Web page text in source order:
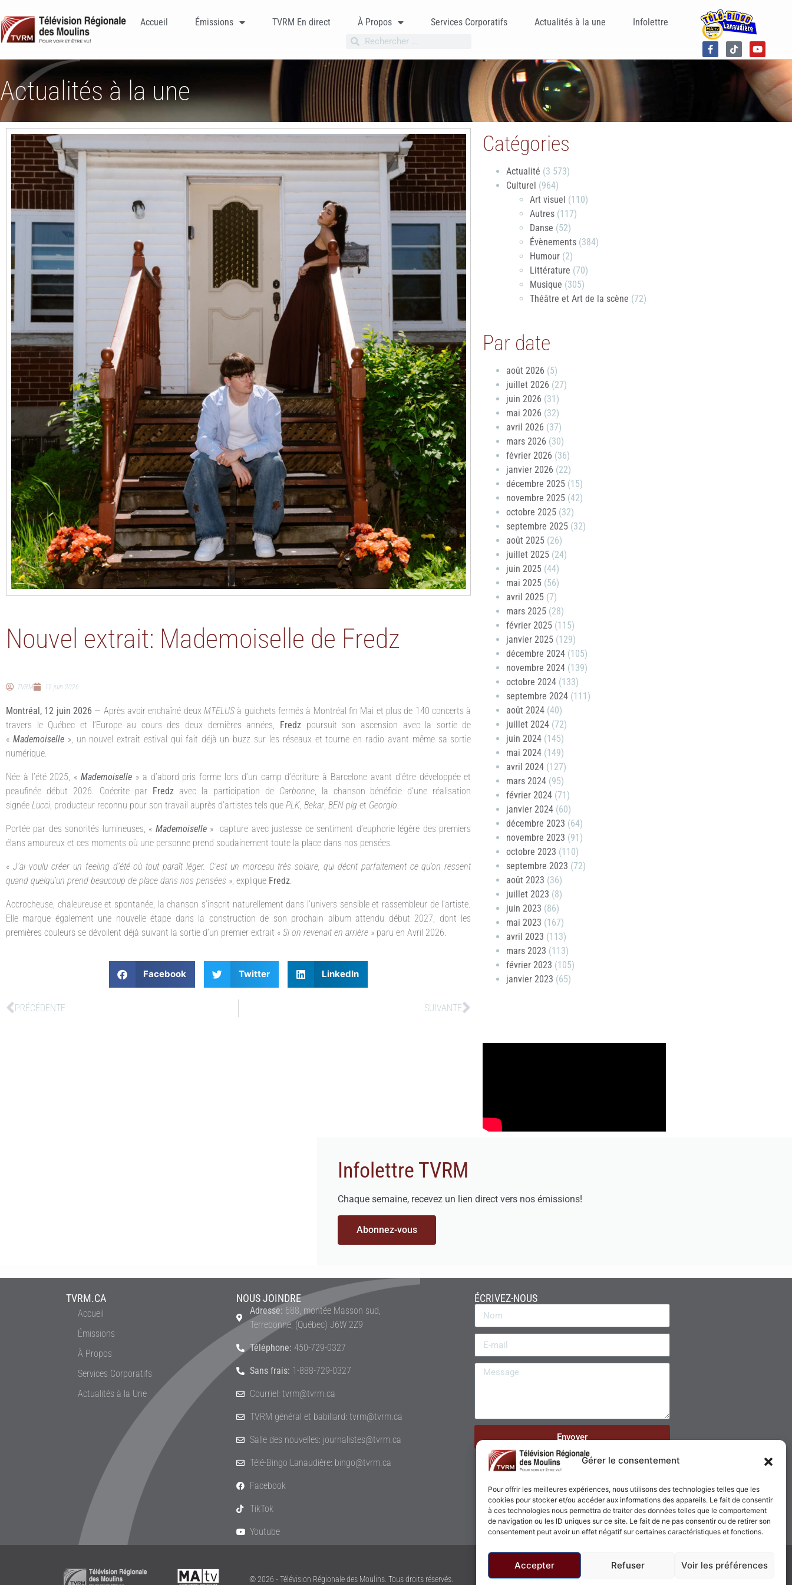
Gérer le consentement
Pour offrir les meilleures expériences, nous utilisons des technologies telles que les
cookies pour stocker et/ou accéder aux informations des appareils. Le fait de consentir
à ces technologies nous permettra de traiter des données telles que le comportement
de navigation ou les ID uniques sur ce site. Le fait de ne pas consentir ou de retirer son
consentement peut avoir un effet négatif sur certaines caractéristiques et fonctions.
Accepter Refuser Voir les préférences
Accueil Émissions TVRM En direct À Propos Services Corporatifs Actualités à la une Infolettre
Actualités à la une
Nouvel extrait: Mademoiselle de Fredz
TVRM 12 juin 2026
Montréal, 12 juin 2026 — Après avoir enchaîné deuxMTELUS à guichets fermés à Montréal fin Mai et plus de 140 concerts à
travers le Québec et l’Europe au cours des deux dernières années, Fredz poursuit son ascension avec la sortie de
« Mademoiselle», un nouvel extrait estival qui fait déjà un buzz sur les réseaux et tourne en radio avant même sa sortie
numérique.
Née à l’été 2025, «Mademoiselle » a d’abord pris forme lors d’un camp d’écriture à Barcelone avant d’être développée et
peaufinée début 2026. Coécrite parFredz avec la participation de Carbonne, la chanson bénéficie d’une réalisation
signée Lucci , producteur reconnu pour son travail auprès d’artistes tels que PLK Bekar BEN plg et Georgio
Portée par des sonorités lumineuses, « Mademoiselle» capture avec justesse ce sentiment d’euphorie légère des premiers
élans amoureux et ces moments où une personne prend soudainement toute la place dans nos pensées.
« J’ai voulu créer un feeling d’été où tout paraît léger. C’est un morceau très solaire, qui décrit parfaitement ce qu’on ressent
quand quelqu’un prend beaucoup de place dans nos pensées », explique Fredz
Accrocheuse, chaleureuse et spontanée, la chanson s’inscrit naturellement dans l’univers sensible et rassembleur de l’artiste.
Elle marque également une nouvelle étape dans la construction de son prochain album attendu début 2027, dont les
premières couleurs se dévoilent déjà suivant la sortie d’un premier extrait « Si on revenait en arrière » paru en Avril 2026.
Facebook Twitter LinkedIn
PRÉCÉDENTE SUIVANTE
Catégories
Actualité (3 573)
Culturel (964)
Art visuel (110)
Autres (117)
Danse (52)
Évènements (384)
Humour (2)
Littérature (70)
Musique (305)
Théâtre et Art de la scène (72)
Par date
août 2026 (5)
juillet 2026 (27)
juin 2026 (31)
mai 2026 (32)
avril 2026 (37)
mars 2026 (30)
février 2026 (36)
janvier 2026 (22)
décembre 2025 (15)
novembre 2025 (42)
octobre 2025 (32)
septembre 2025 (32)
août 2025 (26)
juillet 2025 (24)
juin 2025 (44)
mai 2025 (56)
avril 2025 (7)
mars 2025 (28)
février 2025 (115)
janvier 2025 (129)
décembre 2024 (105)
novembre 2024 (139)
octobre 2024 (133)
septembre 2024 (111)
août 2024 (40)
juillet 2024 (72)
juin 2024 (145)
mai 2024 (149)
avril 2024 (127)
mars 2024 (95)
février 2024 (71)
janvier 2024 (60)
décembre 2023 (64)
novembre 2023 (91)
octobre 2023 (110)
septembre 2023 (72)
août 2023 (36)
juillet 2023 (8)
juin 2023 (86)
mai 2023 (167)
avril 2023 (113)
mars 2023 (113)
février 2023 (105)
janvier 2023 (65)
Infolettre TVRM
Chaque semaine, recevez un lien direct vers nos émissions!
Abonnez-vous
TVRM.CA
Accueil
Émissions
À Propos
Services Corporatifs
Actualités à la Une
NOUS JOINDRE
Adresse: 688, montée Masson sud,
Terrebonne, (Québec) J6W 2Z9
Téléphone: 450-729-0327
Sans frais: 1-888-729-0327
Courriel: tvrm@tvrm.ca
TVRM général et babillard: tvrm@tvrm.ca
Salle des nouvelles: journalistes@tvrm.ca
Télé-Bingo Lanaudière: bingo@tvrm.ca
Facebook
TikTok
Youtube
ÉCRIVEZ-NOUS
Envoyer
© 2026 - Télévision Régionale des Moulins. Tous droits réservés.
Politique de confidentialité